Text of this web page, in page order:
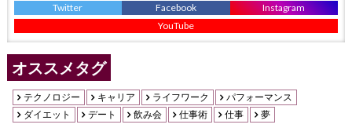
Twitter Facebook
Instagram
YouTube
オススメタグ
テクノロジー キャリア ライフワーク
パフォーマンス
ダイエット
デート 飲み会 仕事術 仕事 夢